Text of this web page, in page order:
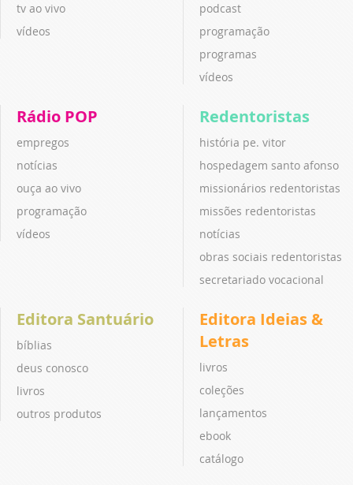
tv ao vivo
vídeos
podcast
programação
programas
vídeos
Rádio POP
empregos
notícias
ouça ao vivo
programação
vídeos
Redentoristas
história pe. vitor
hospedagem santo afonso
missionários redentoristas
missões redentoristas
notícias
obras sociais redentoristas
secretariado vocacional
Editora Santuário
bíblias
deus conosco
livros
outros produtos
Editora Ideias &
Letras
livros
coleções
lançamentos
ebook
catálogo